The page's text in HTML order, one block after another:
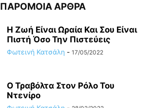
ΠΑΡΟΜΟΙΑ ΑΡΘΡΑ
Η Ζωή Eίναι Ωραία Και Σου Είναι
Πιστή Όσο Την Πιστεύεις
Φωτεινή Κατσάλη - 17/05/2022
Ο Τραβόλτα Στον Ρόλο Του
Ντενίρο